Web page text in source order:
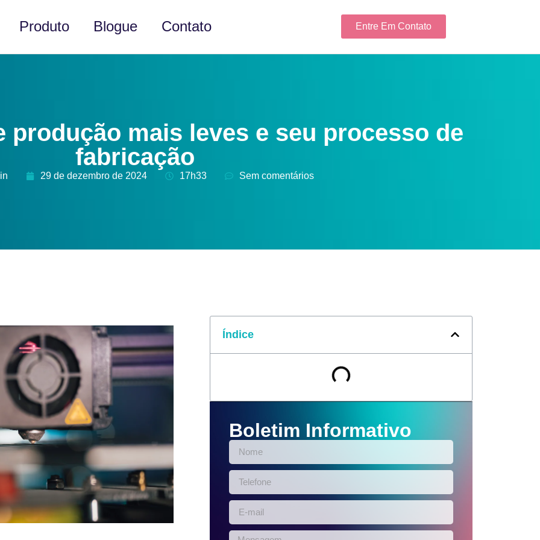
Produto Blogue Contato Entre Em Contato
produção mais leves e seu processo de
fabricação
29 de dezembro de 2024 17h33 Sem comentários
Índice
Boletim Informativo